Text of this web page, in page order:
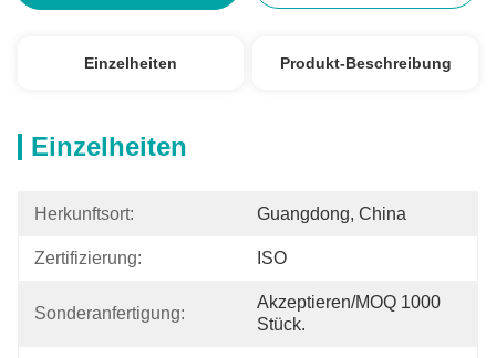
Einzelheiten Produkt-Beschreibung
Einzelheiten
Herkunftsort: Guangdong, China
Zertifizierung: ISO
Sonderanfertigung:
Akzeptieren/MOQ 1000
Stück.